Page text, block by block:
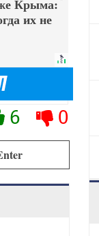
Крыма:
их не
6 0